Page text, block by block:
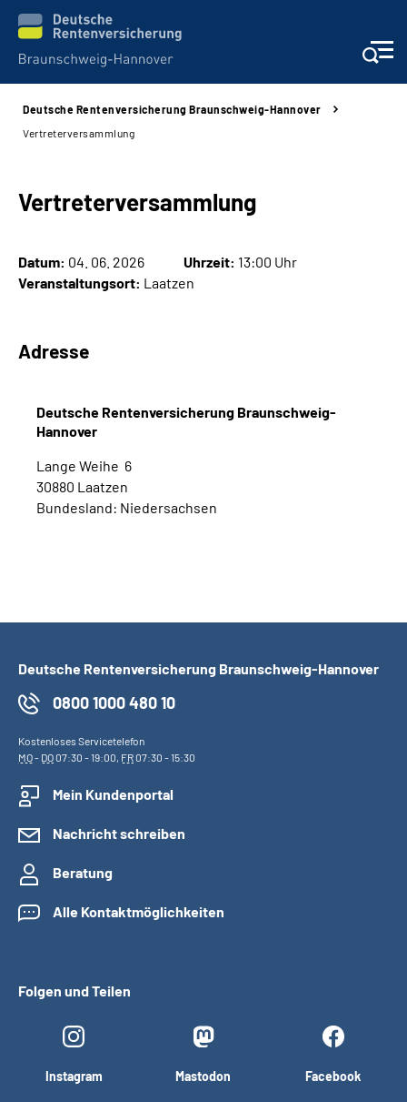
Karriere
Online-Services
Inhalte in Gebärdensprache (DGS)
Deutsche Rentenversicherung Braunschweig-Hannover
Vertreterversammlung
Vertreterversammlung
Datum: 04. 06. 2026 Uhrzeit: 13:00 Uhr
Veranstaltungsort: Laatzen
Adresse
Deutsche Rentenversicherung Braunschweig-
Hannover
Lange Weihe 6
30880 Laatzen
Bundesland: Niedersachsen
Deutsche Rentenversicherung Braunschweig-Hannover
0800 1000 480 10
Kostenloses Servicetelefon
MO- DO07:30 - 19:00, FR07:30 - 15:30
Mein Kundenportal
Nachricht schreiben
Beratung
Alle Kontaktmöglichkeiten
Folgen und Teilen
Instagram Mastodon Facebook